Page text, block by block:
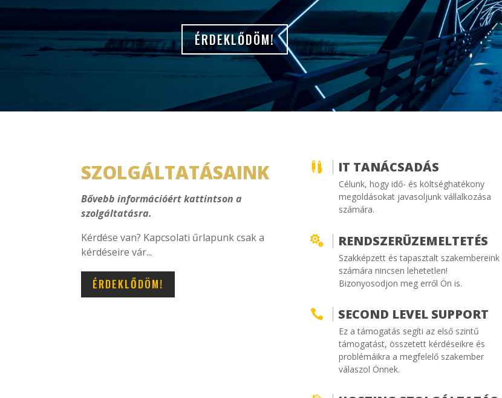
ÉRDEKLŐDÖM!
SZOLGÁLTATÁSAINK
Bővebb információért kattintson a
szolgáltatásra.
Kérdése van? Kapcsolati űrlapunk csak a
kérdéseire vár...
ÉRDEKLŐDÖM!
 IT TANÁCSADÁS
Célunk, hogy idő- és költséghatékony
megoldásokat javasoljunk vállalkozása
számára.
 RENDSZERÜZEMELTETÉS
Szakképzett és tapasztalt szakembereink
számára nincsen lehetetlen!
Bizonyosodjon meg erről Ön is.
 SECOND LEVEL SUPPORT
Ez a támogatás segíti az első szintű
támogatást, összetett kérdéseikre és
problémáikra a megfelelő szakember
válaszol Önnek.